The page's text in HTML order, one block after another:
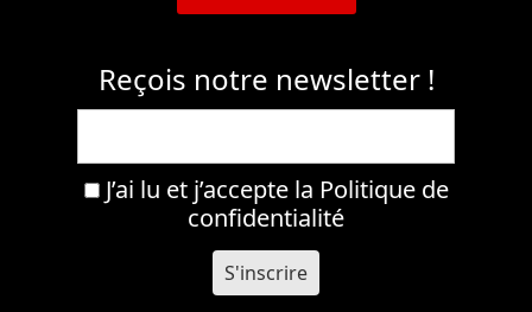
Reçois notre newsletter !
J’ai lu et j’accepte la Politique de
confidentialité